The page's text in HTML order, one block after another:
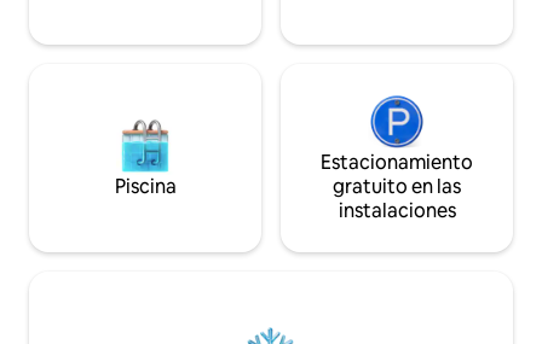
Piscina
Estacionamiento
gratuito en las
instalaciones